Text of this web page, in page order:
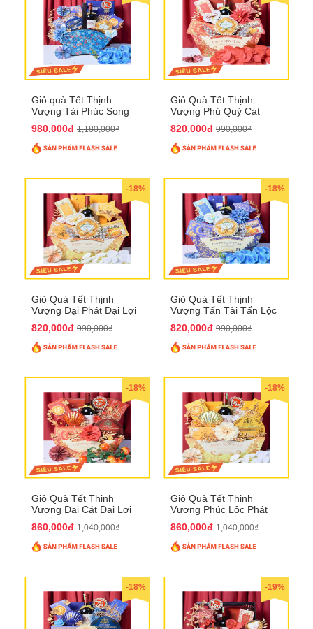
Giỏ quà Tết Thịnh
Vượng Tài Phúc Song
980,000đ 1,180,000₫
Giỏ Quà Tết Thịnh
Vượng Phú Quý Cát
820,000đ 990,000₫
-18%
Giỏ Quà Tết Thịnh
Vượng Đại Phát Đại Lợi
820,000đ 990,000₫
-18%
Giỏ Quà Tết Thịnh
Vượng Tấn Tài Tấn Lộc
820,000đ 990,000₫
-18%
Giỏ Quà Tết Thịnh
Vượng Đại Cát Đại Lợi
860,000đ 1,040,000₫
-18%
Giỏ Quà Tết Thịnh
Vượng Phúc Lộc Phát
860,000đ 1,040,000₫
-18% -19%